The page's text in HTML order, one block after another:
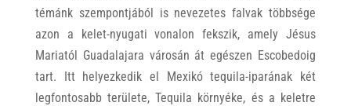
témánk szempontjából is nevezetes falvak többsége
azon a kelet-nyugati vonalon fekszik, amely Jésus
Mariatól Guadalajara városán át egészen Escobedoig
tart. Itt helyezkedik el Mexikó tequila-iparának két
legfontosabb területe, Tequila környéke, és a keletre